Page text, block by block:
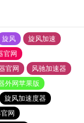
旋风
旋风加速
官网
官网
风驰加速器
外网苹果版
旋风加速度器
网